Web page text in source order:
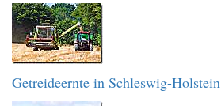
Getreideernte in Schleswig-Holstein